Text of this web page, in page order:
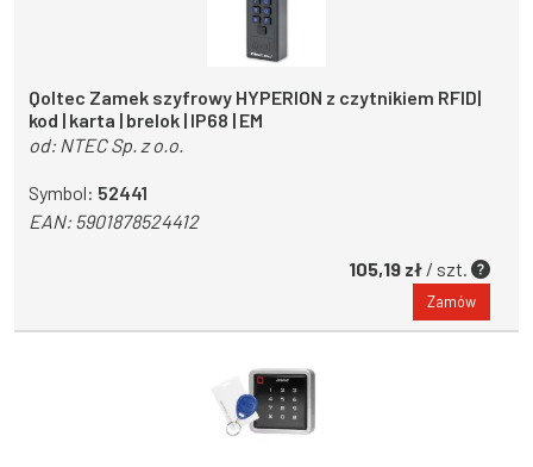
Qoltec Zamek szyfrowy HYPERION z czytnikiem RFID|
kod | karta | brelok | IP68 | EM
od: NTEC Sp. z o.o.
Symbol: 52441
EAN:5901878524412
105,19 zł / szt.
Zamów